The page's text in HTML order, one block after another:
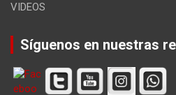
VIDEOS
Síguenos en nuestras